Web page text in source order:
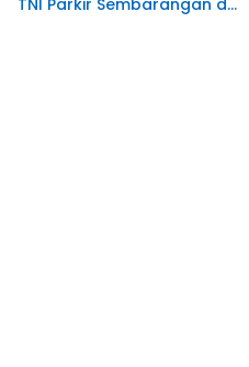
TNI Parkir Sembarangan di